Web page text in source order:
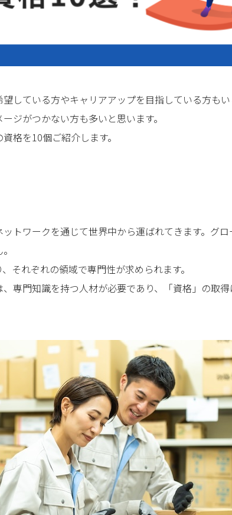
している方やキャリアアップを目指している方も
ジがつかない方も多いと思います。
格を10個ご紹介します。
トワークを通じて世界中から運ばれてきます。グ
それぞれの領域で専門性が求められます。
専門知識を持つ人材が必要であり、「資格」の取